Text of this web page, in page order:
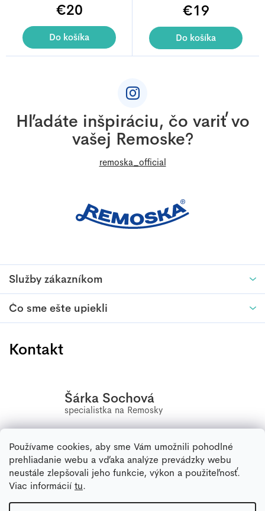
Používame cookies, aby sme Vám umožnili pohodlné
prehliadanie webu a vďaka analýze prevádzky webu
neustále zlepšovali jeho funkcie, výkon a použiteľnosť.
Viac informácií tu.
€20
Do košíka
€19
Do košíka
Z
Hľadáte inšpiráciu, čo variť vo
vašej Remoske?
remoska_official
Služby zákazníkom
Čo sme ešte upiekli
Kontakt
Šárka Sochová
info@remoska.eu
+420556 802 603